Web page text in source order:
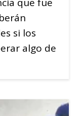
si los
algo de